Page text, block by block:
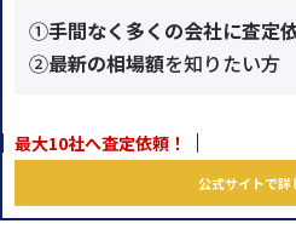
①手間なく多くの会社に査定
②最新の相場額を知りたい方
最大10社へ査定依頼！
公式サイトで詳